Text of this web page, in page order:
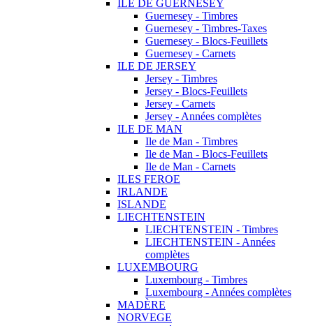
ILE DE GUERNESEY
Guernesey - Timbres
Guernesey - Timbres-Taxes
Guernesey - Blocs-Feuillets
Guernesey - Carnets
ILE DE JERSEY
Jersey - Timbres
Jersey - Blocs-Feuillets
Jersey - Carnets
Jersey - Années complètes
ILE DE MAN
Ile de Man - Timbres
Ile de Man - Blocs-Feuillets
Ile de Man - Carnets
ILES FEROE
IRLANDE
ISLANDE
LIECHTENSTEIN
LIECHTENSTEIN - Timbres
LIECHTENSTEIN - Années
complètes
LUXEMBOURG
Luxembourg - Timbres
Luxembourg - Années complètes
MADÈRE
NORVEGE